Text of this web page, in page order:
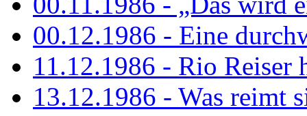
00.12.1986 - Eine
11.12.1986 - Rio Reiser
13.12.1986 - Was reimt